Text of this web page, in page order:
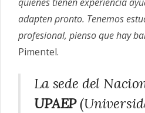
adapten pronto. Tenemos
profesional, pienso que hay
Pimentel.
La sede del
UPAEP